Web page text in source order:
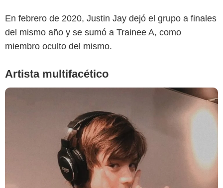
En febrero de 2020, Justin Jay dejó el grupo a finales
del mismo año y se sumó a Trainee A, como
miembro oculto del mismo.
Artista multifacético